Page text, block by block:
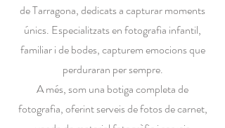
de Tarragona, dedicats a capturar moments
únics. Especialitzats en fotografia infantil,
familiar i de bodes, capturem emocions que
perduraran per sempre.
A més, som una botiga completa de
fotografia, oferint serveis de fotos de carnet,